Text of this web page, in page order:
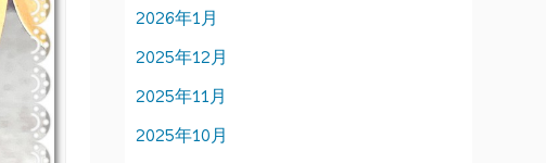
2026年1月
2025年12月
2025年11月
2025年10月